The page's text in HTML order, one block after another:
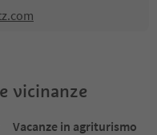
vicinanze
Vacanze in agriturismo